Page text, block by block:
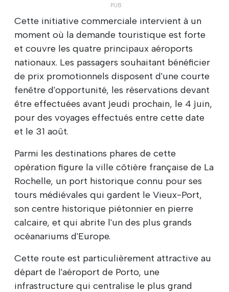
Cette initiative commerciale intervient à un
moment où la demande touristique est forte
et couvre les quatre principaux aéroports
nationaux. Les passagers souhaitant bénéficier
de prix promotionnels disposent d'une courte
fenêtre d'opportunité, les réservations devant
être effectuées avant jeudi prochain, le 4 juin,
pour des voyages effectués entre cette date
et le 31 août.
Parmi les destinations phares de cette
opération figure la ville côtière française de La
Rochelle, un port historique connu pour ses
tours médiévales qui gardent le Vieux-Port,
son centre historique piétonnier en pierre
calcaire, et qui abrite l'un des plus grands
océanariums d'Europe.
Cette route est particulièrement attractive au
départ de l'aéroport de Porto, une
infrastructure qui centralise le plus grand